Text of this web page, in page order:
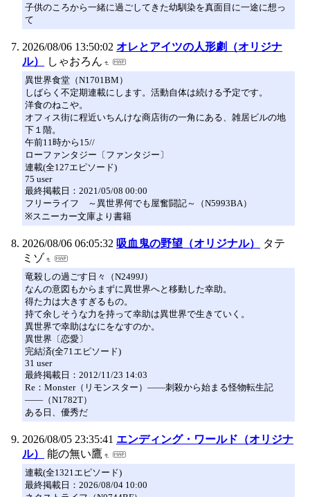
子供のころから一緒に過ごしてきた幼馴染を真面目に一途に想っ
て
2026/08/06 13:50:02 オレとアイツの人形劇（オリジナ
ル）
しゃおろん
異世界食堂（N1701BM）
しばらく不定期連載にします。活動自体は続ける予定です。
洋食のねこや。
オフィス街に程近いちんけな商店街の一角にある、雑居ビルの地
下１階。
午前11時から15//
ローファンタジー〔ファンタジー〕
連載(全127エピソード)
75 user
最終掲載日：2021/05/08 00:00
フリーライフ ～異世界何でも屋奮闘記～（N5993BA）
※スニーカー文庫より書籍
2026/08/06 06:05:32 吸血鬼の野望（オリジナル）
タテ
ミゾ
竜殺しの過ごす日々（N2499J）
なんの意図もからまずに異世界へと移動した幸助。
得た力は大きすぎるもの。
持て余しそうな力を持って幸助は異世界で生きていく。
異世界で幸助はなにをなすのか。
異世界〔恋愛〕
完結済(全71エピソード)
31 user
最終掲載日：2012/11/23 14:03
Re：Monster（リモンスター）――刺殺から始まる怪物転生記
――（N1782T）
ある日、優秀だ
2026/08/05 23:35:41 エンディング・ワールド（オリジナ
ル）
能の無い鷹
連載(全1321エピソード)
最終掲載日：2026/08/04 10:00